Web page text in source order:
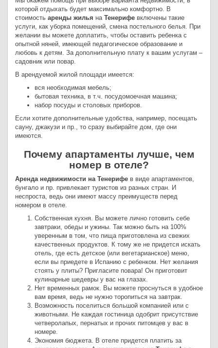
которой отдыхать будет максимально комфортно. В
стоимость аренды жилья наТенерифе включены такие
услуги, как уборка помещений, смена постельного белья. При
желании вы можете доплатить, чтобы оставить ребенка с
опытной няней, имеющей педагогическое образование и
любовь к детям. За дополнительную плату к вашим услугам –
садовник или повар.
В арендуемой жилой площади имеется:
вся необходимая мебель;
бытовая техника, в т.ч. посудомоечная машина;
набор посуды и столовых приборов.
Если хотите дополнительные удобства, например, посещать
сауну, джакузи и пр., то сразу выбирайте дом, где они
имеются.
Почему апартаменты лучше, чем
номер в отеле?
Аренда недвижимости на Тенерифе в виде апартаментов,
бунгало и пр. привлекает туристов из разных стран. И
неспроста, ведь они имеют массу преимуществ перед
номером в отеле.
Собственная кухня. Вы можете лично готовить себе
завтраки, обеды и ужины. Так можно быть на 100%
уверенным в том, что пища приготовлена из свежих
качественных продуктов. К тому же не придется искать
отель, где есть детское (или вегетарианское) меню,
если вы приедете в Испанию с ребенком. Нет желания
стоять у плиты? Пригласите повара! Он приготовит
кулинарные шедевры у вас на глазах.
Нет временных рамок. Вы можете проснуться в удобное
вам время, ведь не нужно торопиться на завтрак.
Возможность поселиться большой компанией или с
животными. Не каждая гостиница одобрит присутствие
четверолапых, пернатых и прочих питомцев у вас в
номере.
Экономия бюджета. В отеле придется платить за